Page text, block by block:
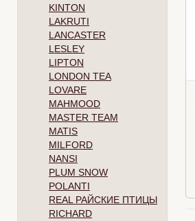
KINTON
LAKRUTI
LANCASTER
LESLEY
LIPTON
LONDON TEA
LOVARE
MAHMOOD
MASTER TEAM
MATIS
MILFORD
NANSI
PLUM SNOW
POLANTI
REAL РАЙСКИЕ ПТИЦЫ
RICHARD